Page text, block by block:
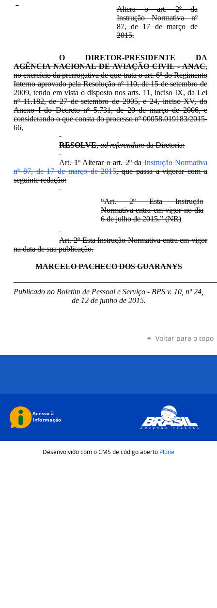
Altera o art. 2º da
Instrução Normativa nº
87, de 17 de março de
2015.
O DIRETOR-PRESIDENTE DA
AGÊNCIA NACIONAL DE AVIAÇÃO CIVIL - ANAC,
no exercício da prerrogativa de que trata o art. 6º do Regimento
Interno aprovado pela Resolução nº 110, de 15 de setembro de
2009, tendo em vista o disposto nos arts. 11, inciso IX, da Lei
nº 11.182, de 27 de setembro de 2005, e 24, inciso XV, do
Anexo I do Decreto nº 5.731, de 20 de março de 2006, e
considerando o que consta do processo nº 00058.019183/2015-
66,
RESOLVE,ad referendumda Diretoria:
Art. 1º Alterar o art. 2º daInstrução Normativa
nº 87, de 17 de março de 2015, que passa a vigorar com a
seguinte redação:
“Art. 2º Esta Instrução
Normativa entra em vigor no dia
6 de julho de 2015.” (NR)
Art. 2º Esta Instrução Normativa entra em vigor
na data de sua publicação.
MARCELO PACHECO DOS GUARANYS
Publicado no Boletim de Pessoal e Serviço - BPS v. 10, nº 24,
de 12 de junho de 2015.
Voltar para o topo
Desenvolvido com o CMS de código aberto Plone